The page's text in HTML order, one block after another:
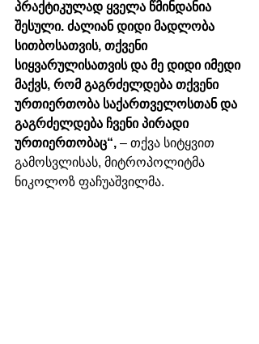
პრაქტიკულად ყველა წმინდანია
შესული. ძალიან დიდი მადლობა
სითბოსათვის, თქვენი
სიყვარულისათვის და მე დიდი იმედი
მაქვს, რომ გაგრძელდება თქვენი
ურთიერთობა საქართველოსთან და
გაგრძელდება ჩვენი პირადი
ურთიერთობაც“, – თქვა სიტყვით
გამოსვლისას, მიტროპოლიტმა
ნიკოლოზ ფაჩუაშვილმა.